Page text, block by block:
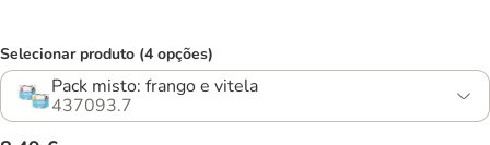
Selecionar produto (4 opções)
Pack misto: frango e vitela
437093.7